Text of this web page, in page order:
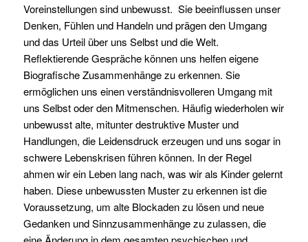
Voreinstellungen sind unbewusst. Sie beeinflussen unser
Denken, Fühlen und Handeln und prägen den Umgang
und das Urteil über uns Selbst und die Welt.
Reflektierende Gespräche können uns helfen eigene
Biografische Zusammenhänge zu erkennen. Sie
ermöglichen uns einen verständnisvolleren Umgang mit
uns Selbst oder den Mitmenschen. Häufig wiederholen wir
unbewusst alte, mitunter destruktive Muster und
Handlungen, die Leidensdruck erzeugen und uns sogar in
schwere Lebenskrisen führen können. In der Regel
ahmen wir ein Leben lang nach, was wir als Kinder gelernt
haben. Diese unbewussten Muster zu erkennen ist die
Voraussetzung, um alte Blockaden zu lösen und neue
Gedanken und Sinnzusammenhänge zu zulassen, die